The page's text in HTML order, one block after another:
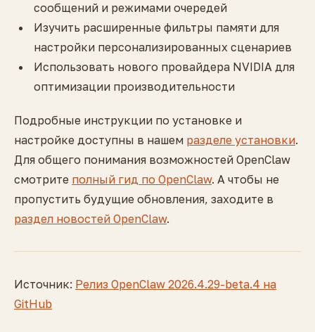
сообщений и режимами очередей
Изучить расширенные фильтры памяти для
настройки персонализированных сценариев
Использовать нового провайдера NVIDIA для
оптимизации производительности
Подробные инструкции по установке и
настройке доступны в нашем разделе установки.
Для общего понимания возможностей OpenClaw
смотрите полный гид по OpenClaw. А чтобы не
пропустить будущие обновления, заходите в
раздел новостей OpenClaw.
Источник: Релиз OpenClaw 2026.4.29-beta.4 на
GitHub